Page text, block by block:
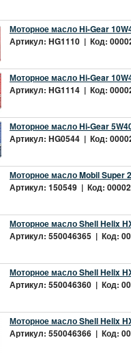
Моторное масло Hi-Gear
Артикул: HG1110 | Код:
Моторное масло Hi-Gear
Артикул: HG1114 | Код:
Моторное масло Hi-Gear
Артикул: HG0544 | Код:
Моторное масло Mobil Super
Артикул: 150549 | Код:
Моторное масло Shell Helix
Артикул: 550046365 | Код:
Моторное масло Shell Helix
Артикул: 550046360 | Код:
Моторное масло Shell Helix
Артикул: 550046366 | Код: